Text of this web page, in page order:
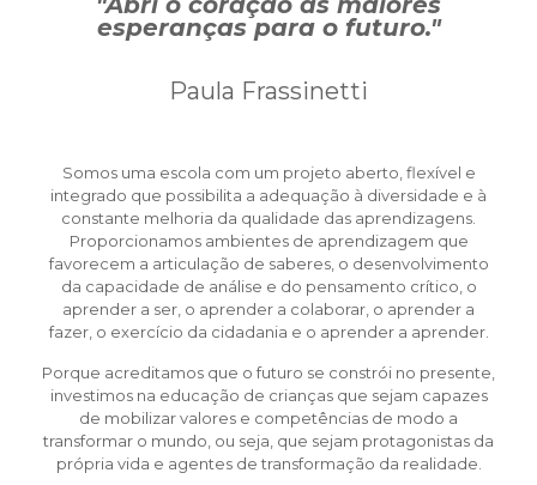
esperanças para o futuro."
Paula Frassinetti
Somos uma escola com um projeto aberto, flexível e
integrado que possibilita a adequação à diversidade e à
constante melhoria da qualidade das aprendizagens.
Proporcionamos ambientes de aprendizagem que
favorecem a articulação de saberes, o desenvolvimento
da capacidade de análise e do pensamento crítico, o
aprender a ser, o aprender a colaborar, o aprender a
fazer, o exercício da cidadania e o aprender a aprender.
Porque acreditamos que o futuro se constrói no presente,
investimos na educação de crianças que sejam capazes
de mobilizar valores e competências de modo a
transformar o mundo, ou seja, que sejam protagonistas da
própria vida e agentes de transformação da realidade.